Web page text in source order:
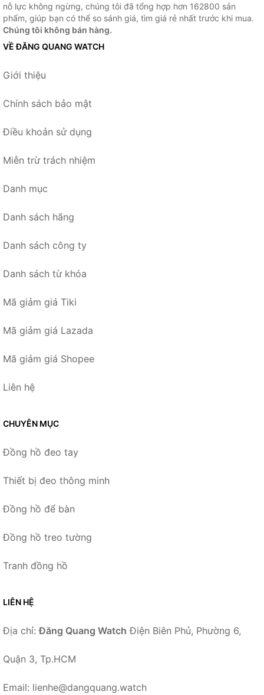
nỗ lực không ngừng, chúng tôi đã tổng hợp hơn 162800 sản
phẩm, giúp bạn có thể so sánh giá, tìm giá rẻ nhất trước khi mua.
Chúng tôi không bán hàng.
VỀ ĐĂNG QUANG WATCH
Giới thiệu
Chính sách bảo mật
Điều khoản sử dụng
Miễn trừ trách nhiệm
Danh mục
Danh sách hãng
Danh sách công ty
Danh sách từ khóa
Mã giảm giá Tiki
Mã giảm giá Lazada
Mã giảm giá Shopee
Liên hệ
CHUYÊN MỤC
Đồng hồ đeo tay
Thiết bị đeo thông minh
Đồng hồ để bàn
Đồng hồ treo tường
Tranh đồng hồ
LIÊN HỆ
Địa chỉ:Đăng Quang Watch Điện Biên Phủ, Phường 6,
Quận 3, Tp.HCM
Email: lienhe@dangquang.watch